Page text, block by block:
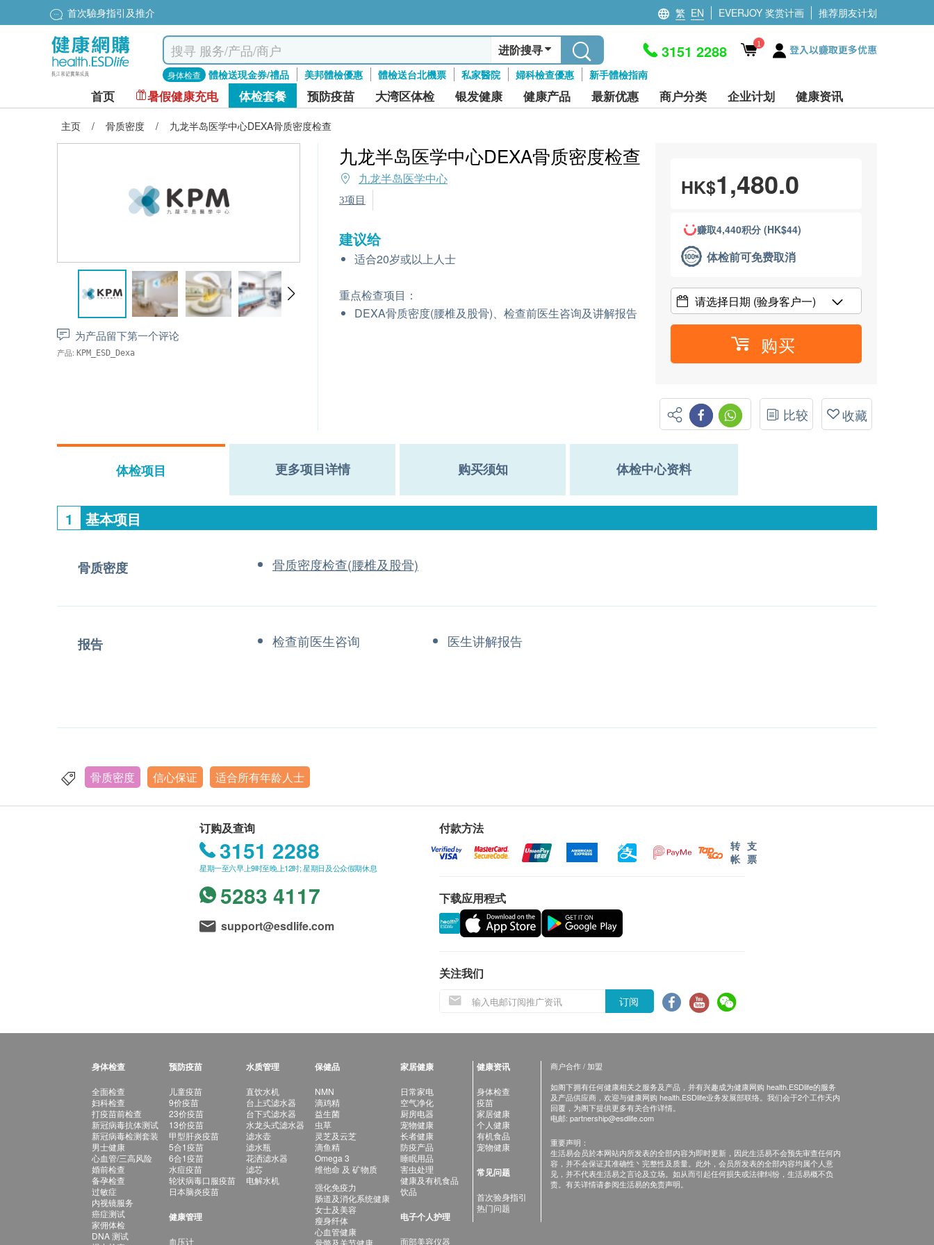
首次驗身指引及推介 繁 EN EVERJOY 奖赏计画 推荐朋友计划
进阶搜寻
身体检查 體檢送現金券/禮品 美邦體檢優惠 體檢送台北機票 私家醫院 婦科檢查優惠 新手體檢指南
3151 2288 1 登入以赚取更多优惠
首页 暑假健康充电 体检套餐 预防疫苗 大湾区体检 银发健康 健康产品 最新优惠 商户分类 企业计划 健康资讯
主页 / 骨质密度 / 九龙半岛医学中心DEXA骨质密度检查
为产品留下第一个评论
产品: KPM_ESD_Dexa
九龙半岛医学中心DEXA骨质密度检查
九龙半岛医学中心
3项目
建议给
适合20岁或以上人士
重点检查项目：
DEXA骨质密度(腰椎及股骨)、检查前医生咨询及讲解报告
HK$1,480.0
赚取4,440积分 (HK$44)
体检前可免费取消
请选择日期 (验身客户一)
购买
比较 收藏
体检项目 更多项目详情 购买须知 体检中心资料
1 基本项目
骨质密度 骨质密度检查(腰椎及股骨)
报告 检查前医生咨询 医生讲解报告
骨质密度 信心保证 适合所有年龄人士
订购及查询
3151 2288
星期一至六早上9时至晚上12时; 星期日及公众假期休息
5283 4117
support@esdlife.com
付款方法
转
帐
支
票
下载应用程式
关注我们
订阅
身体检查
全面检查
妇科检查
打疫苗前检查
新冠病毒抗体测试
新冠病毒检测套装
男士健康
心血管/三高风险
婚前检查
备孕检查
过敏症
内视镜服务
癌症测试
家佣体检
DNA 测试
预防疫苗
儿童疫苗
9价疫苗
23价疫苗
13价疫苗
甲型肝炎疫苗
5合1疫苗
6合1疫苗
水痘疫苗
轮状病毒口服疫苗
日本脑炎疫苗
健康管理
血压计
水质管理
直饮水机
台上式滤水器
台下式滤水器
水龙头式滤水器
滤水壶
滤水瓶
花洒滤水器
滤芯
电解水机
保健品
NMN
滴鸡精
益生菌
虫草
灵芝及云芝
滴鱼精
Omega 3
维他命 及 矿物质
强化免疫力
肠道及消化系统健康
女士及美容
瘦身纤体
心血管健康
骨骼及关节健康
家居健康
日常家电
空气净化
厨房电器
宠物健康
长者健康
防疫产品
睡眠用品
害虫处理
健康及有机食品
饮品
电子个人护理
面部美容仪器
健康资讯
身体检查
疫苗
家居健康
个人健康
有机食品
宠物健康
常见问题
首次验身指引
热门问题
商户合作 / 加盟
如阁下拥有任何健康相关之服务及产品，并有兴趣成为健康网购 health.ESDlife的服务
及产品供应商，欢迎与健康网购 health.ESDlife业务发展部联络。我们会于2个工作天内
回覆，为阁下提供更多有关合作详情。
电邮: partnership@esdlife.com
重要声明：
生活易会员於本网站内所发表的全部内容为即时更新，因此生活易不会预先审查任何内
容，并不会保证其准确性丶完整性及质量。此外，会员所发表的全部内容均属个人意
见，并不代表生活易之言论及立场。如从而引起任何损失或法律纠纷，生活易概不负
责。有关详情请参阅生活易的免责声明。